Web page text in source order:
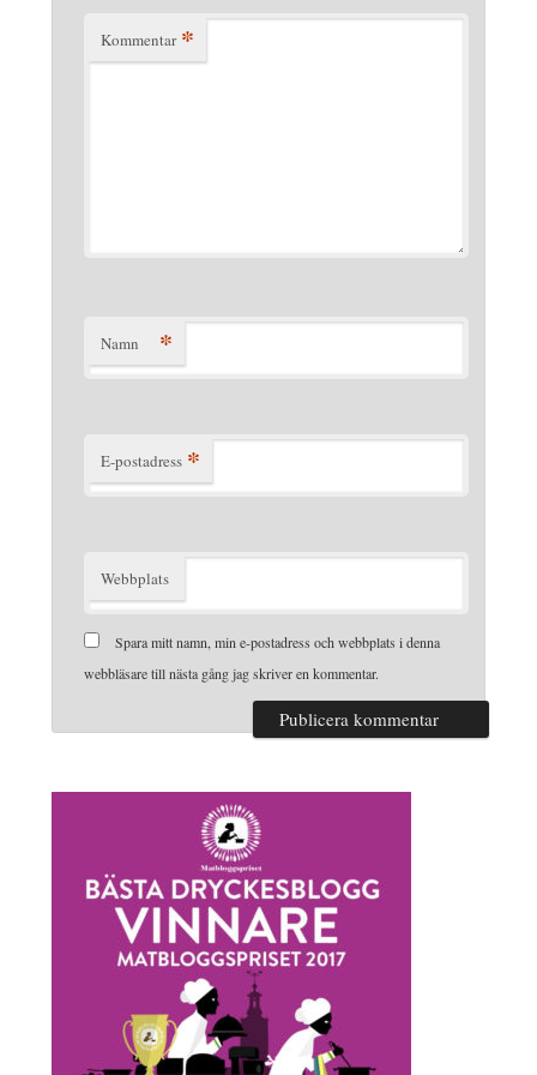
Kommentar *
Namn *
E-postadress *
Webbplats
Spara mitt namn, min e-postadress och webbplats i denna
webbläsare till nästa gång jag skriver en kommentar.